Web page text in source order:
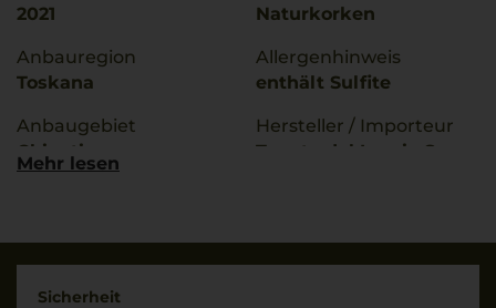
2021
Anbauregion
Toskana
Anbaugebiet
Chianti
Rebsorten
90% Sangiovese
Naturkorken
Allergenhinweis
enthält Sulfite
Hersteller / Importeur
Tenute del Leccio Spa,
Land
Italien
Mehr lesen
Sicherheit